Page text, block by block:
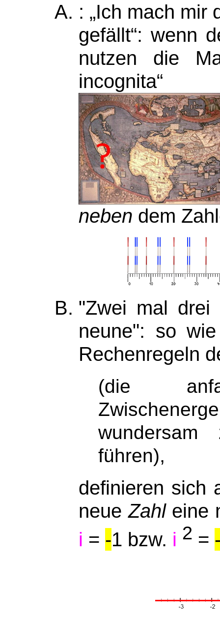
: „Ich mach mir
gefällt“: wenn
nutzen die
neben dem
"Zwei mal
neune": so
Rechenregeln
(die
führen),
definieren sich
neueZahleine
i = -1 bzw. i 2 =